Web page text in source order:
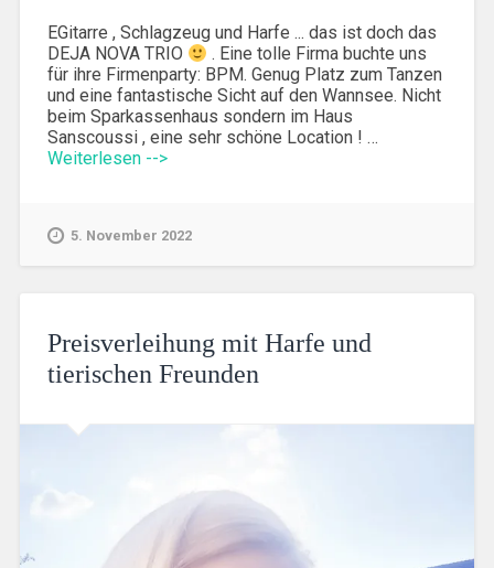
EGitarre , Schlagzeug und Harfe ... das ist doch das
DEJA NOVA TRIO
. Eine tolle Firma buchte uns
für ihre Firmenparty: BPM. Genug Platz zum Tanzen
und eine fantastische Sicht auf den Wannsee. Nicht
beim Sparkassenhaus sondern im Haus
Sanscoussi , eine sehr schöne Location ! …
Weiterlesen -->
5. November 2022
Preisverleihung mit Harfe und
tierischen Freunden